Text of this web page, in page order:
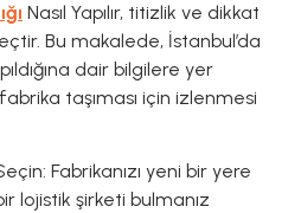
Nasıl Yapılır, titizlik ve dikkat
Bu makalede, İstanbul’da
dair bilgilere yer
taşıması için izlenmesi
Fabrikanızı yeni bir yere
lojistik şirketi bulmanız